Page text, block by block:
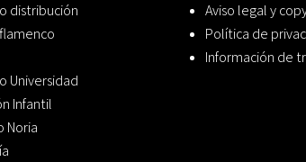
distribución
Universidad
Infantil
Noria
Aviso legal y
Política de
Información de